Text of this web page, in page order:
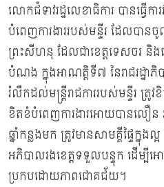
លោកជំទាវរដ្ឋលេខាធិការ បានធ្វើក
បំពេញការងាររបស់មន្ទីរ ដែលបាន
ព្រះសីហនុ ដែលជាខេត្តទេសចរ និ
បំណង ក្នុងអាណត្តិទី៧ នៃរាជរដ្ឋាភិ
រំលឹកដល់មន្ត្រីរាជការរបស់មន្ទីរ ត្
ខិតខំបំពេញការងារអោយបានលឿន
ឆ្នាំកន្លងមក ត្រូវមានសាមគ្គីផ្ទៃក្
អភិបាលរងខេត្តទទួលបន្ទុក ដើម្បីអ
ប្រកបដោយភាពជោគជ័យ។